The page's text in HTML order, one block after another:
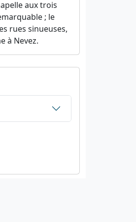
aux trois
; le
rues sinueuses,
à Nevez.